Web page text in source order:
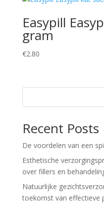
Easypill
gram
€2.80
Recent Posts
De voordelen van een
Esthetische
over fillers en
Natuurlijke
toekomst van effectieve